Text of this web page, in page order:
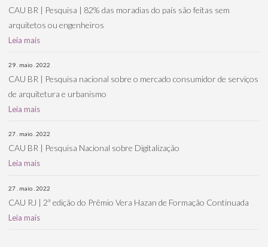
CAU BR | Pesquisa | 82% das moradias do país são feitas sem
arquitetos ou engenheiros
Leia mais
29 . maio . 2022
CAU BR | Pesquisa nacional sobre o mercado consumidor de serviços
de arquitetura e urbanismo
Leia mais
27 . maio . 2022
CAU BR | Pesquisa Nacional sobre Digitalização
Leia mais
27 . maio . 2022
CAU RJ | 2ª edição do Prêmio Vera Hazan de Formação Continuada
Leia mais